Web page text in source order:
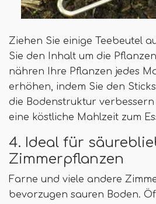
Ziehen Sie einige Teebeutel
Sie den Inhalt um die
nähren Ihre Pflanzen jedes
erhöhen, indem Sie den
die Bodenstruktur verbessern
eine köstliche Mahlzeit zum
4. Ideal für
Zimmerpflanzen
Farne und viele andere
bevorzugen sauren Boden.